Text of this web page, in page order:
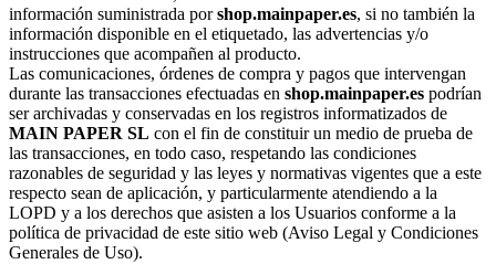
información suministrada porshop.mainpaper.es, si no también la
información disponible en el etiquetado, las advertencias y/o
instrucciones que acompañen al producto.
Las comunicaciones, órdenes de compra y pagos que intervengan
durante las transacciones efectuadas en shop.mainpaper.es podrían
ser archivadas y conservadas en los registros informatizados de
MAIN PAPER SL con el fin de constituir un medio de prueba de
las transacciones, en todo caso, respetando las condiciones
razonables de seguridad y las leyes y normativas vigentes que a este
respecto sean de aplicación, y particularmente atendiendo a la
LOPD y a los derechos que asisten a los Usuarios conforme a la
política de privacidad de este sitio web (Aviso Legal y Condiciones
Generales de Uso).